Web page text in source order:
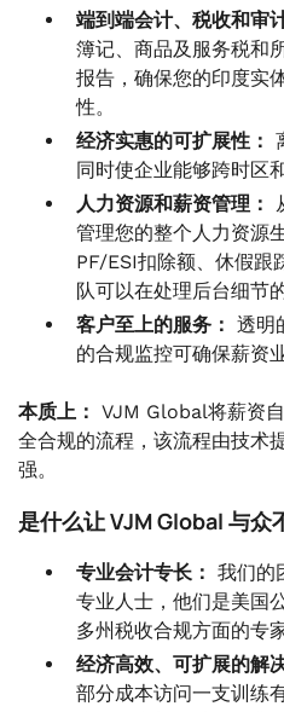
端到端会计、税收和审
簿记、商品及服务税和
报告，确保您的印度实
性。
经济实惠的可扩展性：
同时使企业能够跨时区
人力资源和薪资管理：
管理您的整个人力资源
PF/ESI扣除额、休假跟
队可以在处理后台细节
客户至上的服务： 透明
的合规监控可确保薪资
本质上： VJM Global将薪资
全合规的流程，该流程由技术
强。
是什么让 VJM Global 与众
专业会计专长： 我们的
专业人士，他们是美国
多州税收合规方面的专家
经济高效、可扩展的解
部分成本访问一支训练